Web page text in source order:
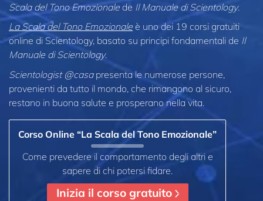
Scala del Tono Emozionalede Il Manuale di Scientology.
La Scala del Tono Emozionale è uno dei 19 corsi gratuiti
online di Scientology, basato su principi fondamentali de Il
Manuale di Scientology.
Scientologist @casapresenta le numerose persone,
provenienti da tutto il mondo, che rimangono al sicuro,
restano in buona salute e prosperano nella vita.
Corso Online “La Scala del Tono Emozionale”
Come prevedere il comportamento degli altri e
sapere di chi potersi fidare.
Inizia il corso gratuito